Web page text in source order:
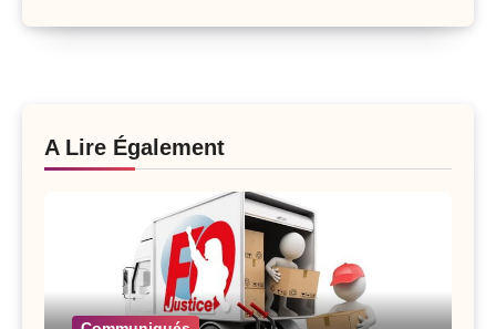
A Lire Également